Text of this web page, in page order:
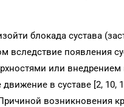
блокада сустава
вследствие появления
или
в суставе [2,
возникновения